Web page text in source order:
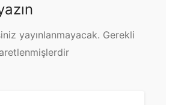
yayınlanmayacak. Gerekli